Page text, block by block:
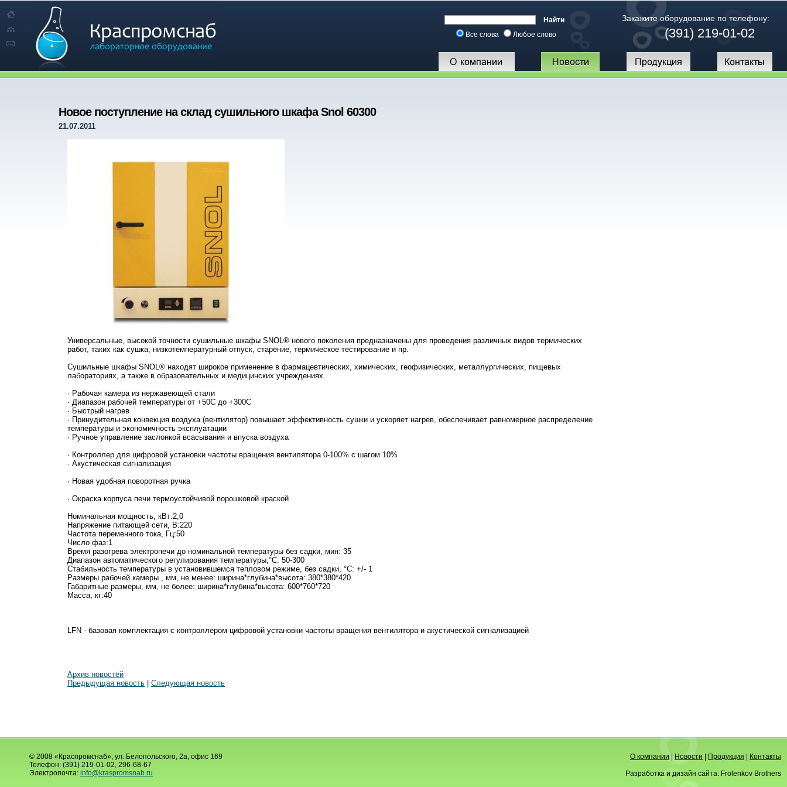
Все слова Любое слово
Закажите оборудование по телефону:
(391) 219-01-02
Новое поступление на склад сушильного шкафа Snol 60300
21.07.2011
Универсальные, высокой точности сушильные шкафы SNOL® нового поколения предназначены для проведения различных видов термических
работ, таких как сушка, низкотемпературный отпуск, старение, термическое тестирование и пр.
Сушильные шкафы SNOL® находят широкое применение в фармацевтических, химических, геофизических, металлургических, пищевых
лабораториях, а также в образовательных и медицинских учреждениях.
· Рабочая камера из нержавеющей стали
· Диапазон рабочей температуры от +50C до +300C
· Быстрый нагрев
· Принудительная конвекция воздуха (вентилятор) повышает эффективность сушки и ускоряет нагрев, обеспечивает равномерное распределение
температуры и экономичность эксплуатации
· Ручное управление заслонкой всасывания и впуска воздуха
· Контроллер для цифровой установки частоты вращения вентилятора 0-100% с шагом 10%
· Акустическая сигнализация
· Новая удобная поворотная ручка
· Окраска корпуса печи термоустойчивой порошковой краской
Номинальная мощность, кВт:2,0
Напряжение питающей сети, В:220
Частота переменного тока, Гц:50
Число фаз:1
Время разогрева электропечи до номинальной температуры без садки, мин: 35
Диапазон автоматического регулирования температуры,°С: 50-300
Стабильность температуры в установившемся тепловом режиме, без садки, °С: +/- 1
Размеры рабочей камеры , мм, не менее: ширина*глубина*высота: 380*380*420
Габаритные размеры, мм, не более: ширина*глубина*высота: 600*760*720
Масса, кг:40
LFN - базовая комплектация с контроллером цифровой установки частоты вращения вентилятора и акустической сигнализацией
Архив новостей
Предыдущая новость
Следующая новость
© 2008 «Краспромснаб», ул. Белопольского, 2а, офис 169
Телефон: (391) 219-01-02, 296-68-67
Электропочта: info@kraspromsnab.ru
О компании |Новости Продукция Контакты
Разработка и дизайн сайта: Frolenkov Brothers